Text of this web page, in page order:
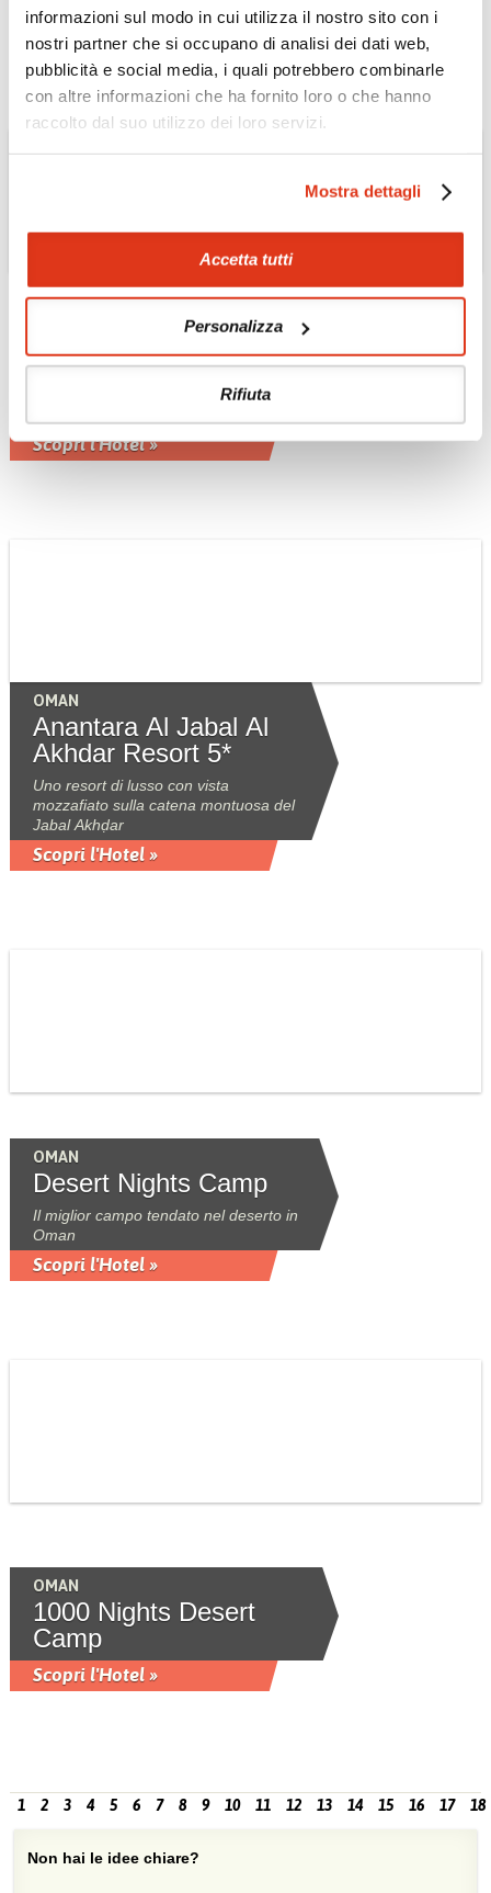
informazioni sul modo in cui utilizza il nostro sito con i
nostri partner che si occupano di analisi dei dati web,
pubblicità e social media, i quali potrebbero combinarle
con altre informazioni che ha fornito loro o che hanno
raccolto dal suo utilizzo dei loro servizi.
Mostra dettagli
Accetta tutti
Personalizza
Rifiuta
Scopri l'Hotel »
The Chedi Muscat 5*L
Hotel di lusso con spiaggia privata a
Scopri l'Hotel »
OMAN
Anantara Al Jabal Al
Akhdar Resort 5*
Uno resort di lusso con vista
mozzafiato sulla catena montuosa del
Jabal Akhḍar
Scopri l'Hotel »
OMAN
Desert Nights Camp
Il miglior campo tendato nel deserto in
Oman
Scopri l'Hotel »
OMAN
1000 Nights Desert
Camp
Scopri l'Hotel »
1 2 3 4 5 6 7 8 9 10 11 12 13 14 15 16 17 18
Non hai le idee chiare?